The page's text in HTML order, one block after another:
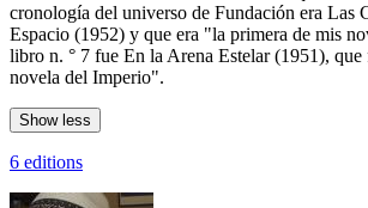
cronología del universo de Fundación era Las
Espacio (1952) y que era "la primera de mis
libro n. ° 7 fue En la Arena Estelar (1951), que
novela del Imperio".
Show less
6 editions